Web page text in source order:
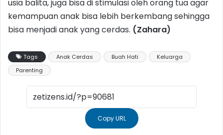
usia balita, juga bisa di stimulasi oleh orang tua agar
kemampuan anak bisa lebih berkembang sehingga
bisa menjadi anak yang cerdas. (Zahara)
Tags Anak Cerdas Buah Hati
Keluarga
Parenting
Copy URL